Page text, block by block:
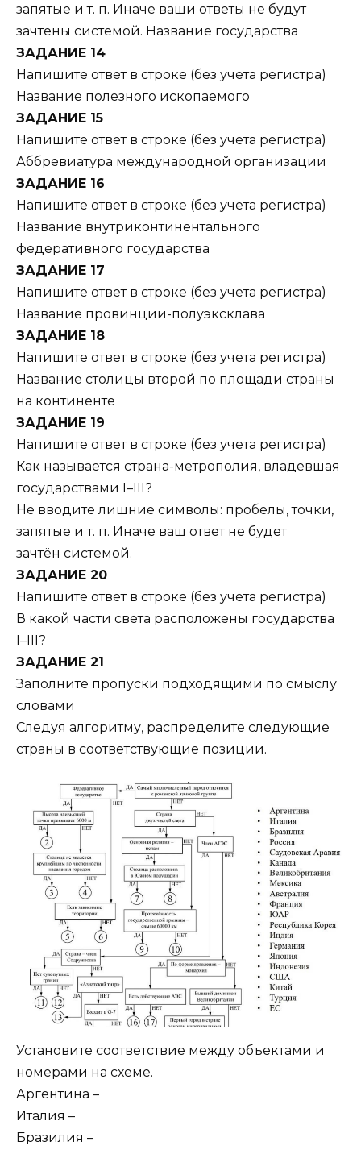
запятые и т. п. Иначе ваши ответы не будут
зачтены системой. Название государства
ЗАДАНИЕ 14
Напишите ответ в строке (без учета регистра)
Название полезного ископаемого
ЗАДАНИЕ 15
Напишите ответ в строке (без учета регистра)
Аббревиатура международной организации
ЗАДАНИЕ 16
Напишите ответ в строке (без учета регистра)
Название внутриконтинентального
федеративного государства
ЗАДАНИЕ 17
Напишите ответ в строке (без учета регистра)
Название провинции-полуэксклава
ЗАДАНИЕ 18
Напишите ответ в строке (без учета регистра)
Название столицы второй по площади страны
на континенте
ЗАДАНИЕ 19
Напишите ответ в строке (без учета регистра)
Как называется страна-метрополия, владевшая
государствами I–III?
Не вводите лишние символы: пробелы, точки,
запятые и т. п. Иначе ваш ответ не будет
зачтён системой.
ЗАДАНИЕ 20
Напишите ответ в строке (без учета регистра)
В какой части света расположены государства
I–III?
ЗАДАНИЕ 21
Заполните пропуски подходящими по смыслу
словами
Следуя алгоритму, распределите следующие
страны в соответствующие позиции.
Установите соответствие между объектами и
номерами на схеме.
Аргентина –
Италия –
Бразилия –